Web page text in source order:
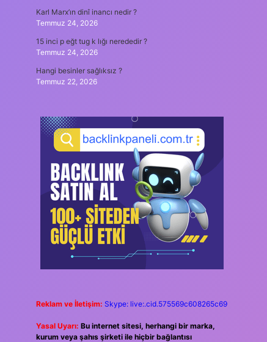
Karl Marx’ın dinî inancı nedir ?
Temmuz 24, 2026
15 inci p eğt tug k lığı nerededir ?
Temmuz 24, 2026
Hangi besinler sağlıksız ?
Temmuz 22, 2026
Reklam ve İletişim: Skype: live:.cid.575569c608265c69
Yasal Uyarı: Bu internet sitesi, herhangi bir marka,
kurum veya şahıs şirketi ile hiçbir bağlantısı